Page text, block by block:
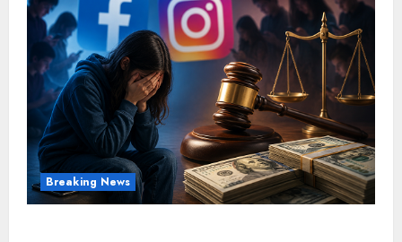
Breaking News